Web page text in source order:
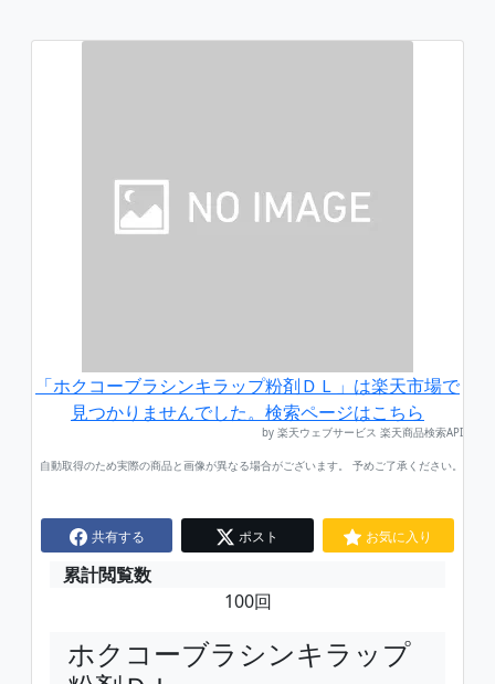
「ホクコーブラシンキラップ粉剤ＤＬ」は楽天市場で
見つかりませんでした。検索ページはこちら
by 楽天ウェブサービス 楽天商品検索API
自動取得のため実際の商品と画像が異なる場合がございます。 予めご了承ください。
共有する ポスト お気に入り
累計閲覧数
100回
ホクコーブラシンキラップ